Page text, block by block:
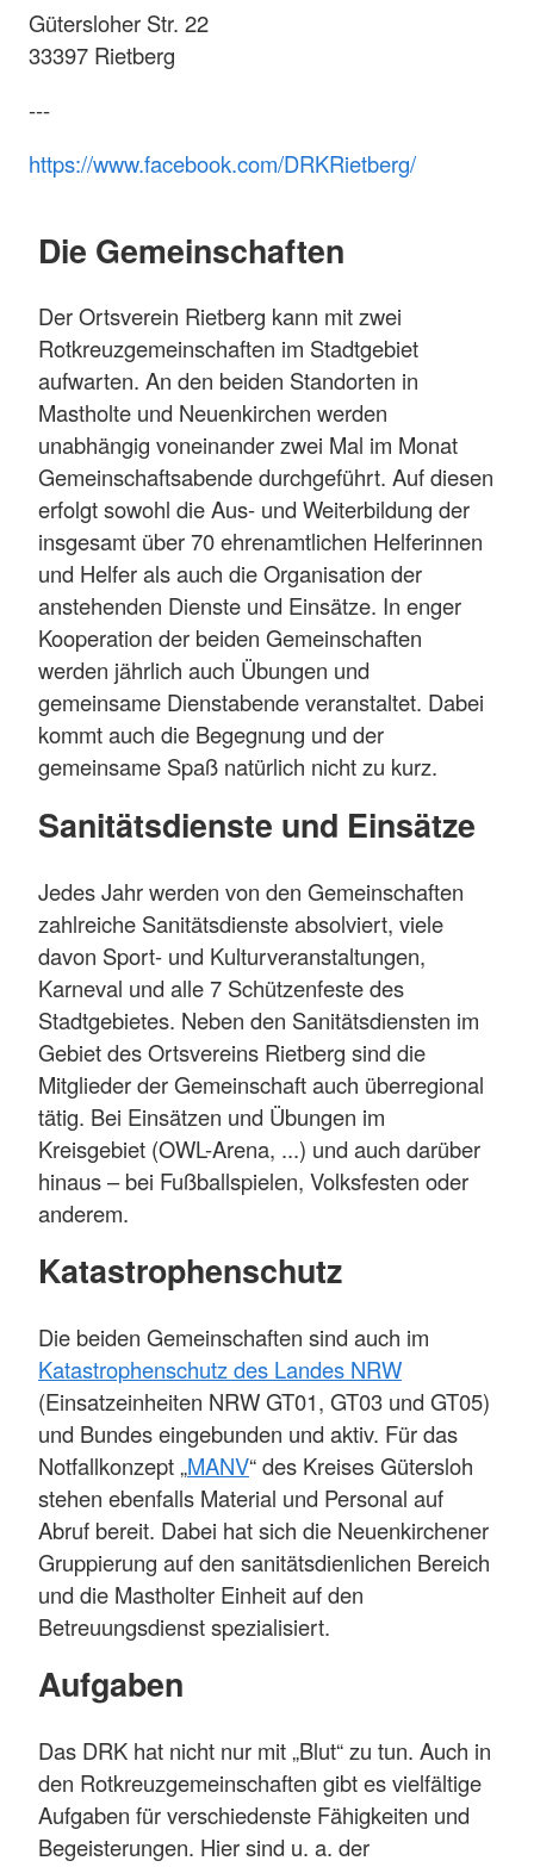
Gütersloher Str. 22
33397 Rietberg
---
https://www.facebook.com/DRKRietberg/
Die Gemeinschaften
Der Ortsverein Rietberg kann mit zwei
Rotkreuzgemeinschaften im Stadtgebiet
aufwarten. An den beiden Standorten in
Mastholte und Neuenkirchen werden
unabhängig voneinander zwei Mal im Monat
Gemeinschaftsabende durchgeführt. Auf diesen
erfolgt sowohl die Aus- und Weiterbildung der
insgesamt über 70 ehrenamtlichen Helferinnen
und Helfer als auch die Organisation der
anstehenden Dienste und Einsätze. In enger
Kooperation der beiden Gemeinschaften
werden jährlich auch Übungen und
gemeinsame Dienstabende veranstaltet. Dabei
kommt auch die Begegnung und der
gemeinsame Spaß natürlich nicht zu kurz.
Sanitätsdienste und Einsätze
Jedes Jahr werden von den Gemeinschaften
zahlreiche Sanitätsdienste absolviert, viele
davon Sport- und Kulturveranstaltungen,
Karneval und alle 7 Schützenfeste des
Stadtgebietes. Neben den Sanitätsdiensten im
Gebiet des Ortsvereins Rietberg sind die
Mitglieder der Gemeinschaft auch überregional
tätig. Bei Einsätzen und Übungen im
Kreisgebiet (OWL-Arena, ...) und auch darüber
hinaus – bei Fußballspielen, Volksfesten oder
anderem.
Katastrophenschutz
Die beiden Gemeinschaften sind auch im
Katastrophenschutz des Landes NRW
(Einsatzeinheiten NRW GT01, GT03 und GT05)
und Bundes eingebunden und aktiv. Für das
Notfallkonzept „MANV“ des Kreises Gütersloh
stehen ebenfalls Material und Personal auf
Abruf bereit. Dabei hat sich die Neuenkirchener
Gruppierung auf den sanitätsdienlichen Bereich
und die Mastholter Einheit auf den
Betreuungsdienst spezialisiert.
Aufgaben
Das DRK hat nicht nur mit „Blut“ zu tun. Auch in
den Rotkreuzgemeinschaften gibt es vielfältige
Aufgaben für verschiedenste Fähigkeiten und
Begeisterungen. Hier sind u. a. der